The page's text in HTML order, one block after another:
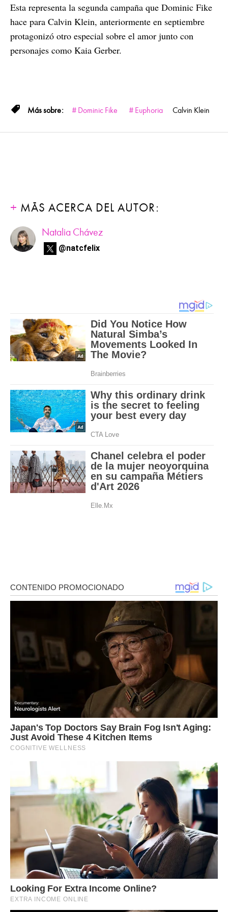
Esta representa la segunda campaña que Dominic Fike
hace para Calvin Klein, anteriormente en septiembre
protagonizó otro especial sobre el amor junto con
personajes como Kaia Gerber.
Dominic Fike Euphoria Calvin Klein
MÁS ACERCA DEL AUTOR:
Natalia Chávez
@natcfelix